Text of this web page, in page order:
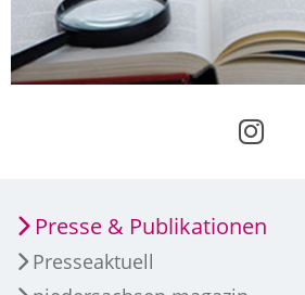
Presse & Publikationen
Presseaktuell